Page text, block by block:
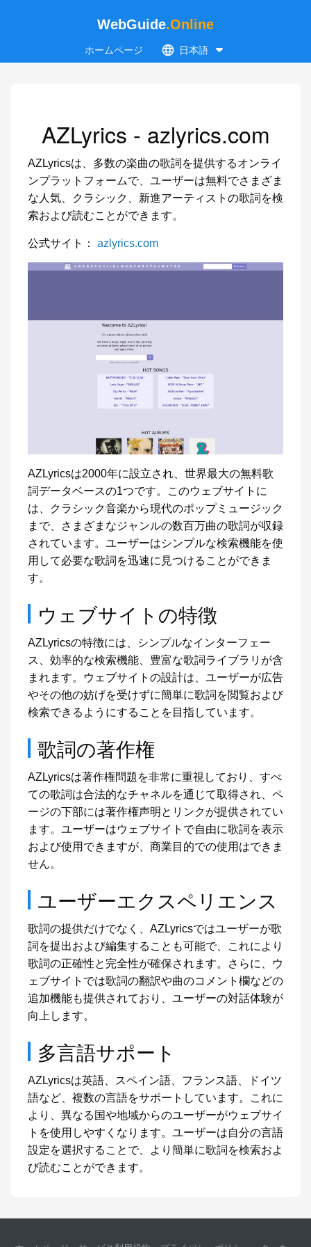
WebGuide.Online
ホームページ 日本語
AZLyrics - azlyrics.com
AZLyricsは、多数の楽曲の歌詞を提供するオンライ
ンプラットフォームで、ユーザーは無料でさまざま
な人気、クラシック、新進アーティストの歌詞を検
索および読むことができます。
公式サイト： azlyrics.com
AZLyricsは2000年に設立され、世界最大の無料歌
詞データベースの1つです。このウェブサイトに
は、クラシック音楽から現代のポップミュージック
まで、さまざまなジャンルの数百万曲の歌詞が収録
されています。ユーザーはシンプルな検索機能を使
用して必要な歌詞を迅速に見つけることができま
す。
ウェブサイトの特徴
AZLyricsの特徴には、シンプルなインターフェー
ス、効率的な検索機能、豊富な歌詞ライブラリが含
まれます。ウェブサイトの設計は、ユーザーが広告
やその他の妨げを受けずに簡単に歌詞を閲覧および
検索できるようにすることを目指しています。
歌詞の著作権
AZLyricsは著作権問題を非常に重視しており、すべ
ての歌詞は合法的なチャネルを通じて取得され、ペ
ージの下部には著作権声明とリンクが提供されてい
ます。ユーザーはウェブサイトで自由に歌詞を表示
および使用できますが、商業目的での使用はできま
せん。
ユーザーエクスペリエンス
歌詞の提供だけでなく、AZLyricsではユーザーが歌
詞を提出および編集することも可能で、これにより
歌詞の正確性と完全性が確保されます。さらに、ウ
ェブサイトでは歌詞の翻訳や曲のコメント欄などの
追加機能も提供されており、ユーザーの対話体験が
向上します。
多言語サポート
AZLyricsは英語、スペイン語、フランス語、ドイツ
語など、複数の言語をサポートしています。これに
より、異なる国や地域からのユーザーがウェブサイ
トを使用しやすくなります。ユーザーは自分の言語
設定を選択することで、より簡単に歌詞を検索およ
び読むことができます。